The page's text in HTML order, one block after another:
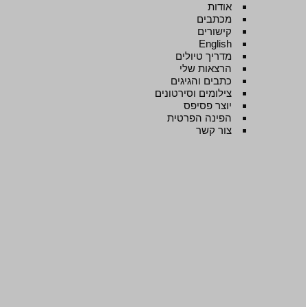
אודות
מכתבים
קישורים
English
מדריך טיולים
הרצאות שלי
כתבים והגיגים
צילומים וסירטונים
יוצר פסיפס
הפינה הפרטית
צור קשר